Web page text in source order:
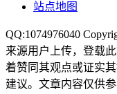
站点地图
QQ:1074976040
来源用户上传，登载
着赞同其观点或证实
建议。文章内容仅供